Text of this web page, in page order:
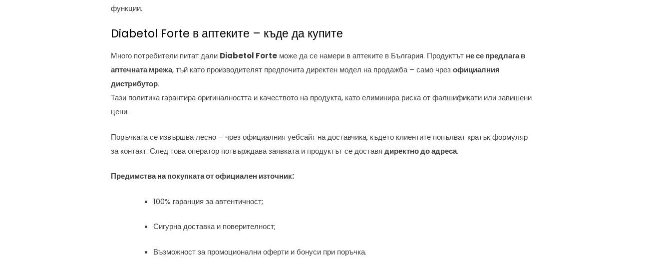
функции.
Diabetol Forte в аптеките – къде да купите
Много потребители питат дали Diabetol Forte може да се намери в аптеките в България. Продуктът не се предлага в
аптечната мрежа, тъй като производителят предпочита директен модел на продажба – само чрезофициалния
дистрибутор.
Тази политика гарантира оригиналността и качеството на продукта, като елиминира риска от фалшификати или завишени
цени.
Поръчката се извършва лесно – чрез официалния уебсайт на доставчика, където клиентите попълват кратък формуляр
за контакт. След това оператор потвърждава заявката и продуктът се доставя директно до адреса.
Предимства на покупката от официален източник:
100% гаранция за автентичност;
Сигурна доставка и поверителност;
Възможност за промоционални оферти и бонуси при поръчка.